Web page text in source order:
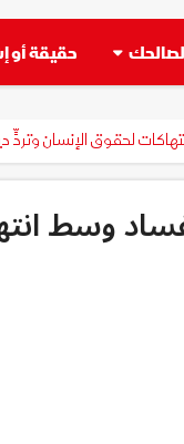
لصالحك حقيقة أو
لحقوق الإنسان
وسط